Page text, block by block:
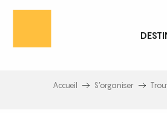
Aller
principal
Accueil S’organiser